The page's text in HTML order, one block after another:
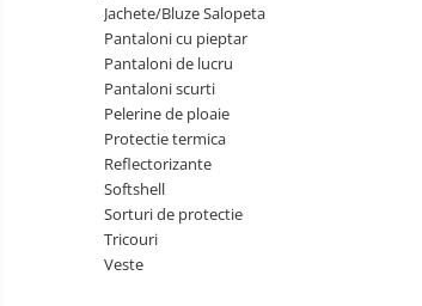
Pantaloni cu pieptar
Pantaloni de lucru
Pantaloni scurti
Pelerine de ploaie
Protectie termica
Reflectorizante
Jachete/Bluze Salopeta
Pantaloni cu pieptar
Pantaloni de lucru
Pantaloni scurti
Pelerine de ploaie
Protectie termica
Reflectorizante
Softshell
Sorturi de protectie
Tricouri
Veste